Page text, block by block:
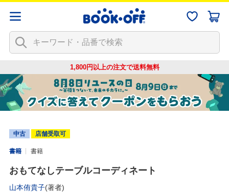
1,800円以上の注文で送料無料
中古 店舗受取可
書籍 書籍
おもてなしテーブルコーディネート
山本侑貴子(著者)